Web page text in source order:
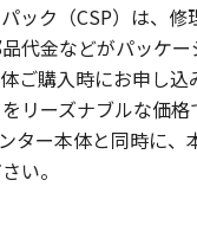
ック（CSP）は、修
代金などがパッケ
ご購入時にお申し込
リーズナブルな価格
ター本体と同時に、
い。